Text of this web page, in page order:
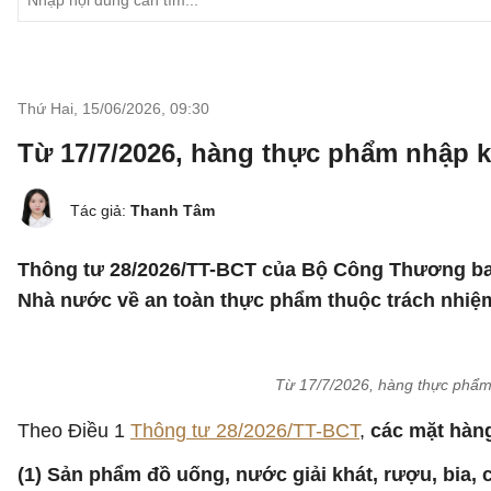
Thứ Hai, 15/06/2026 09:30
Từ 17/7/2026, hàng thực phẩm nhập
Tác giả: Thanh Tâm
Thông tư 28/2026/TT-BCT của Bộ Công Thương
Nhà nước về an toàn thực phẩm thuộc trách
Từ 17/7/2026, hàng thực
Theo Điều 1 Thông tư 28/2026/TT-BCT, các mặt
(1) Sản phẩm đồ uống, nước giải khát, rượu, bia,